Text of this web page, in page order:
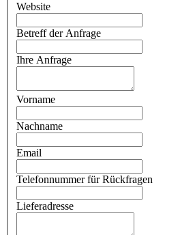
Website
Betreff der Anfrage
Ihre Anfrage
Vorname
Nachname
Email
Telefonnummer für Rückfragen
Lieferadresse